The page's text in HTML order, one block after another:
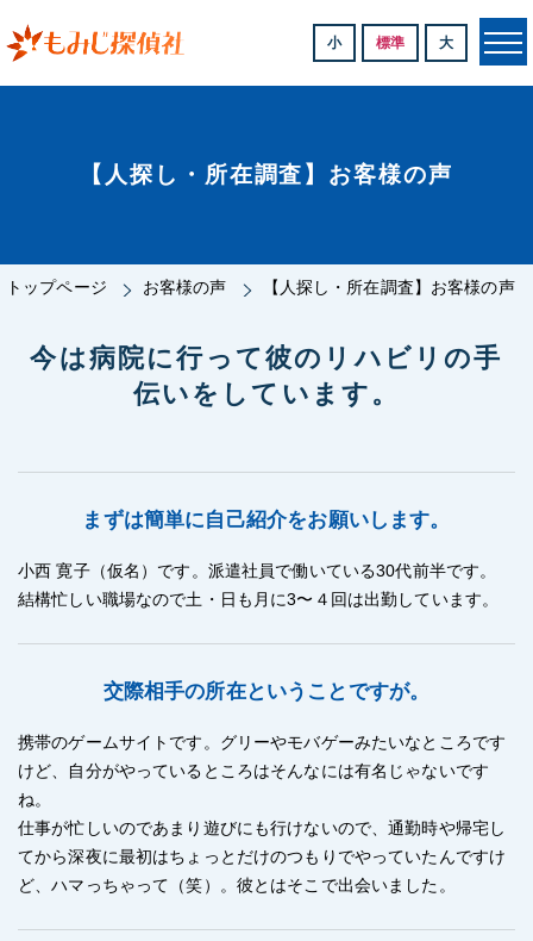
小 標準 大
【人探し・所在調査】お客様の声
トップページ お客様の声 【人探し・所在調査】お客様の声
今は病院に行って彼のリハビリの手
伝いをしています。
まずは簡単に自己紹介をお願いします。
小西 寛子（仮名）です。派遣社員で働いている30代前半です。
結構忙しい職場なので土・日も月に3〜４回は出勤しています。
交際相手の所在ということですが。
携帯のゲームサイトです。グリーやモバゲーみたいなところです
けど、自分がやっているところはそんなには有名じゃないです
ね。
仕事が忙しいのであまり遊びにも行けないので、通勤時や帰宅し
てから深夜に最初はちょっとだけのつもりでやっていたんですけ
ど、ハマっちゃって（笑）。彼とはそこで出会いました。